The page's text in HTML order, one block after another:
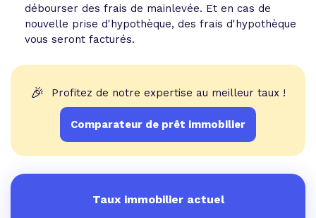
débourser des frais de mainlevée. Et en cas de
nouvelle prise d'hypothèque, des frais d'hypothèque
vous seront facturés.
🎉 Profitez de notre expertise au meilleur taux !
Comparateur de prêt immobilier
Taux immobilier actuel